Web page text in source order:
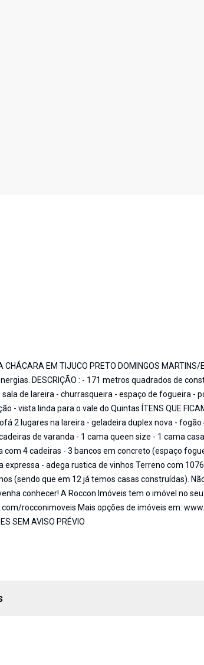
CHÁCARA EM TIJUCO PRETO DOMINGOS
DESCRIÇÃO : - 171 metros quadrados de
sala de lareira - churrasqueira - espaço de fogueira -
- vista linda para o vale do Quintas ÍTENS QUE
2 lugares na lareira - geladeira duplex nova -
de varanda - 1 cama queen size - 1 cama
4 cadeiras - 3 bancos em concreto (espaço
expressa - adega rustica de vinhos Terreno com
(sendo que em 12 já temos casas construídas).
conhecer! A Roccon Imóveis tem o imóvel no
rocconimoveis Mais opções de imóveis em:
SEM AVISO PRÉVIO